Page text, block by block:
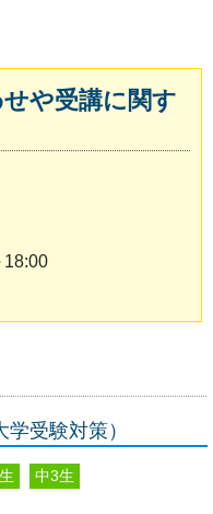
や受講に関す
18:00
受験対策）
中3生